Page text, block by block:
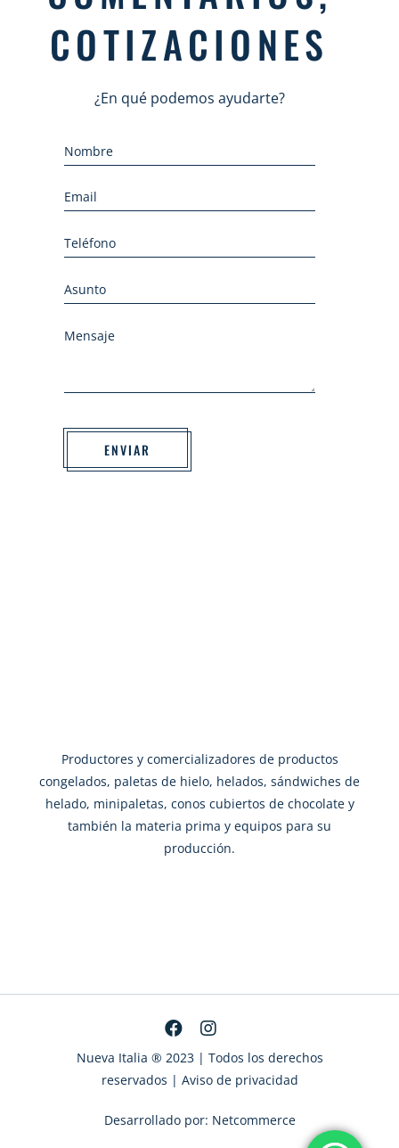
COTIZACIONES
¿En qué podemos ayudarte?
ENVIAR
Productores y comercializadores de productos
congelados, paletas de hielo, helados, sándwiches de
helado, minipaletas, conos cubiertos de chocolate y
también la materia prima y equipos para su
producción.
Nueva Italia ® 2023| Todos los derechos
reservados | Aviso de privacidad
Desarrollado por: Netcommerce